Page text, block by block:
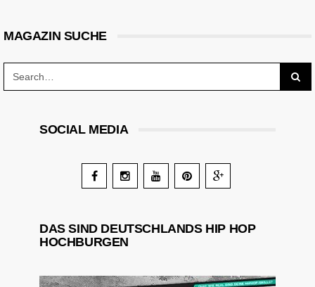
MAGAZIN SUCHE
SOCIAL MEDIA
DAS SIND DEUTSCHLANDS HIP HOP
HOCHBURGEN